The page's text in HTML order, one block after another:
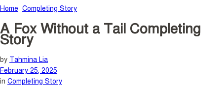
Home Completing Story
A Fox Without a Tail Completing
Story
by Tahmina Lia
February 25, 2025
in Completing Story